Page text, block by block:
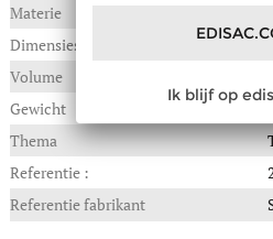
Materie
Dimensies
Volume
Gewicht
Thema
Referentie :
Referentie fabrikant
Ik blijf op